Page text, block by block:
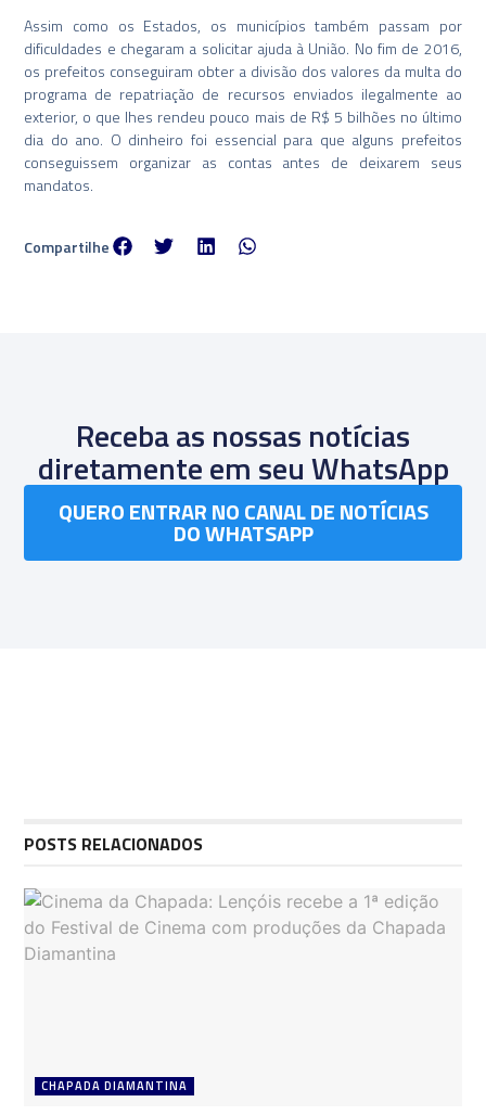
Assim como os Estados, os municípios também passam por
dificuldades e chegaram a solicitar ajuda à União. No fim de 2016,
os prefeitos conseguiram obter a divisão dos valores da multa do
programa de repatriação de recursos enviados ilegalmente ao
exterior, o que lhes rendeu pouco mais de R$ 5 bilhões no último
dia do ano. O dinheiro foi essencial para que alguns prefeitos
conseguissem organizar as contas antes de deixarem seus
mandatos.
Compartilhe
Receba as nossas notícias
diretamente em seu WhatsApp
QUERO ENTRAR NO CANAL DE NOTÍCIAS
DO WHATSAPP
POSTS RELACIONADOS
CHAPADA DIAMANTINA